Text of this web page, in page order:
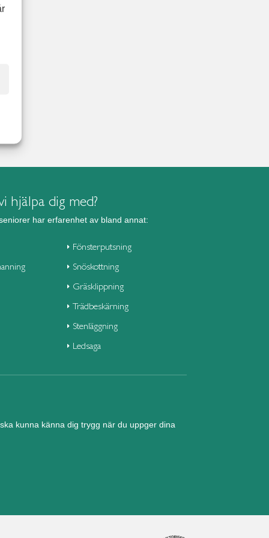
hjälpa dig med?
har erfarenhet av bland annat:
Fönsterputsning
Snöskottning
Gräsklippning
Trädbeskärning
Stenläggning
Ledsaga
kunna känna dig trygg när du uppger dina